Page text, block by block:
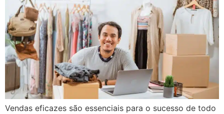
Vendas eficazes são essenciais para o sucesso de todo